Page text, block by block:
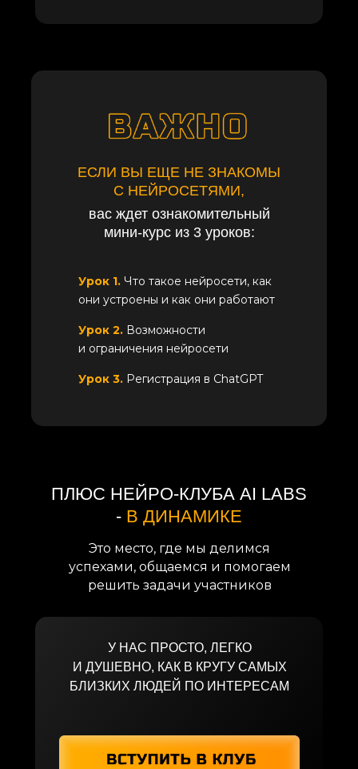
ЕСЛИ ВЫ ЕЩЕ НЕ ЗНАКОМЫ
С НЕЙРОСЕТЯМИ,
ПЛЮС НЕЙРО-КЛУБА AI LABS
- В ДИНАМИКЕ
вас ждет ознакомительный
мини-курс из 3 уроков:
Это место, где мы делимся
успехами, общаемся и помогаем
решить задачи участников
Урок 1. Что такое нейросети, как
они устроены и как они работают
Урок 2. Возможности
и ограничения нейросети
У НАС ПРОСТО, ЛЕГКО
И ДУШЕВНО, КАК В КРУГУ САМЫХ
БЛИЗКИХ ЛЮДЕЙ ПО ИНТЕРЕСАМ
Урок 3. Регистрация в ChatGPT